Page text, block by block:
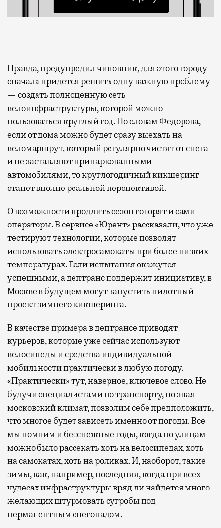
Правда, предупредил чиновник, для этого городу
сначала придется решить одну важную проблему
— создать полноценную сеть
велоинфраструктуры, которой можно
пользоваться круглый год. По словам Федорова,
если от дома можно будет сразу выехать на
веломаршрут, который регулярно чистят от снега
и не заставляют припаркованными
автомобилями, то круглогодичный кикшеринг
станет вполне реальной перспективой.
О возможности продлить сезон говорят и сами
операторы. В сервисе «Юрент» рассказали, что уже
тестируют технологии, которые позволят
использовать электросамокаты при более низких
температурах. Если испытания окажутся
успешными, а дептранс поддержит инициативу, в
Москве в будущем могут запустить пилотный
проект зимнего кикшеринга.
В качестве примера в дептрансе приводят
курьеров, которые уже сейчас используют
велосипеды и средства индивидуальной
мобильности практически в любую погоду.
«Практически» тут, наверное, ключевое слово. Не
будучи специалистами по транспорту, но зная
московский климат, позволим себе предположить,
что многое будет зависеть именно от погоды. Все
мы помним и бесснежные годы, когда по улицам
можно было рассекать хоть на велосипедах, хоть
на самокатах, хоть на роликах. И, наоборот, такие
зимы, как, например, последняя, когда при всех
чудесах инфраструктуры вряд ли найдется много
желающих штурмовать сугробы под
перманентным снегопадом.